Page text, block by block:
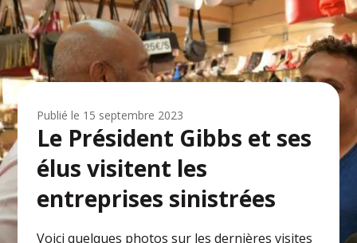
Publié le 15 septembre 2023
Le Président Gibbs et ses
élus visitent les
entreprises sinistrées
Voici quelques photos sur les dernières visites